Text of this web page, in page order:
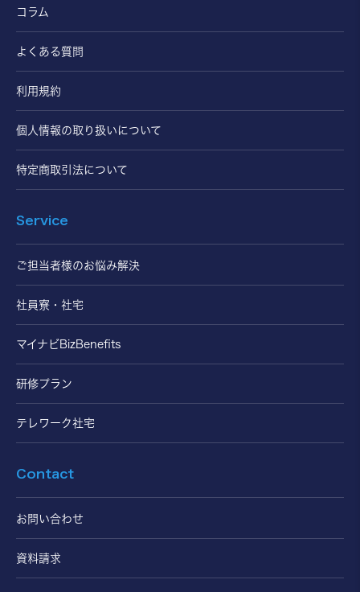
コラム
よくある質問
利用規約
個人情報の取り扱いについて
特定商取引法について
Service
ご担当者様のお悩み解決
社員寮・社宅
マイナビBizBenefits
研修プラン
テレワーク社宅
Contact
お問い合わせ
資料請求